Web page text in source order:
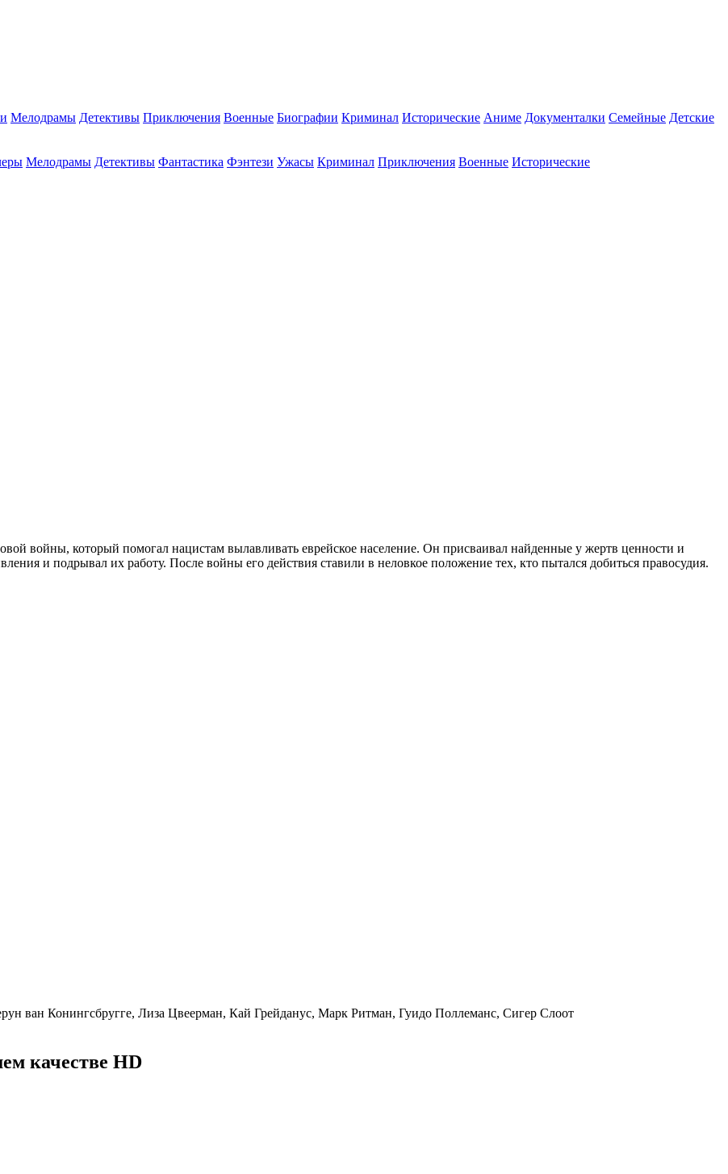
Мелодрамы Детективы Приключения Военные Биографии Криминал Исторические Аниме Документалки Семейные Детские
Мелодрамы Детективы Фантастика Фэнтези Ужасы Криминал Приключения Военные Исторические
войны, который помогал нацистам вылавливать еврейское население. Он присваивал найденные у жертв ценности и
и подрывал их работу. После войны его действия ставили в неловкое положение тех, кто пытался добиться правосудия.
ван Конингсбругге, Лиза Цвеерман, Кай Грейданус, Марк Ритман, Гуидо Поллеманс, Сигер Слоот
качестве HD